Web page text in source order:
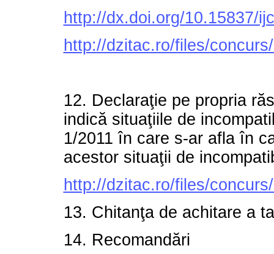
http://dx.doi.org/10.15837/
http://dzitac.ro/files/
12. Declaraţie pe propria
indică situaţiile de
1/2011 în care s-ar afla în
acestor situaţii de
http://dzitac.ro/files/
13. Chitanţa de achitare a
14. Recomandări